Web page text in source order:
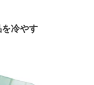
冷やす